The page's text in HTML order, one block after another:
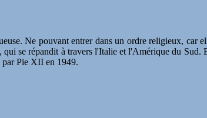
Ne pouvant entrer dans un ordre religieux, car
se répandit à travers l'Italie et l'Amérique du Sud.
par Pie XII en 1949.